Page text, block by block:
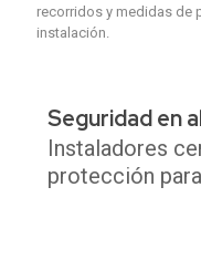
recorridos y medidas de
instalación.
Seguridad en
Instaladores
protección